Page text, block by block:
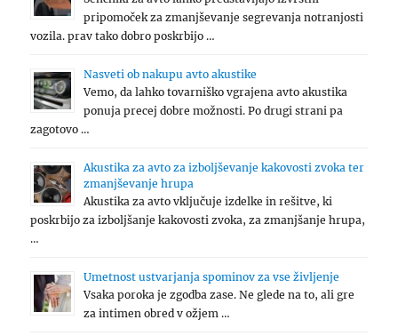
pripomoček za zmanjševanje segrevanja notranjosti
vozila. prav tako dobro poskrbijo …
Nasveti ob nakupu avto akustike
Vemo, da lahko tovarniško vgrajena avto akustika
ponuja precej dobre možnosti. Po drugi strani pa
zagotovo …
Akustika za avto za izboljševanje kakovosti zvoka ter
zmanjševanje hrupa
Akustika za avto vključuje izdelke in rešitve, ki
poskrbijo za izboljšanje kakovosti zvoka, za zmanjšanje hrupa,
…
Umetnost ustvarjanja spominov za vse življenje
Vsaka poroka je zgodba zase. Ne glede na to, ali gre
za intimen obred v ožjem …